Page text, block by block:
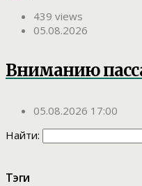
439 views
05.08.2026
Вниманию
05.08.2026 17:00
Найти:
Тэги